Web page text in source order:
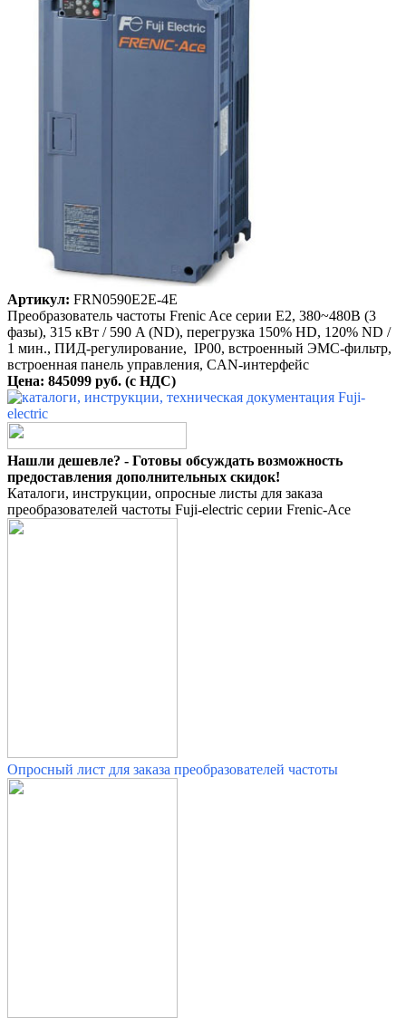
Артикул: FRN0590E2E-4E
Преобразователь частоты Frenic Ace серии E2, 380~480B (3
фазы), 315 кВт / 590 A (ND), перегрузка 150% HD, 120% ND /
1 мин., ПИД-регулирование, IP00, встроенный ЭМС-фильтр,
встроенная панель управления, CAN-интерфейс
Цена: 845099 руб. (с НДС)
Нашли дешевле? - Готовы обсуждать возможность
предоставления дополнительных скидок!
Каталоги, инструкции, опросные листы для заказа
преобразователей частоты Fuji-electric серии Frenic-Ace
Опросный лист для заказа преобразователей частоты